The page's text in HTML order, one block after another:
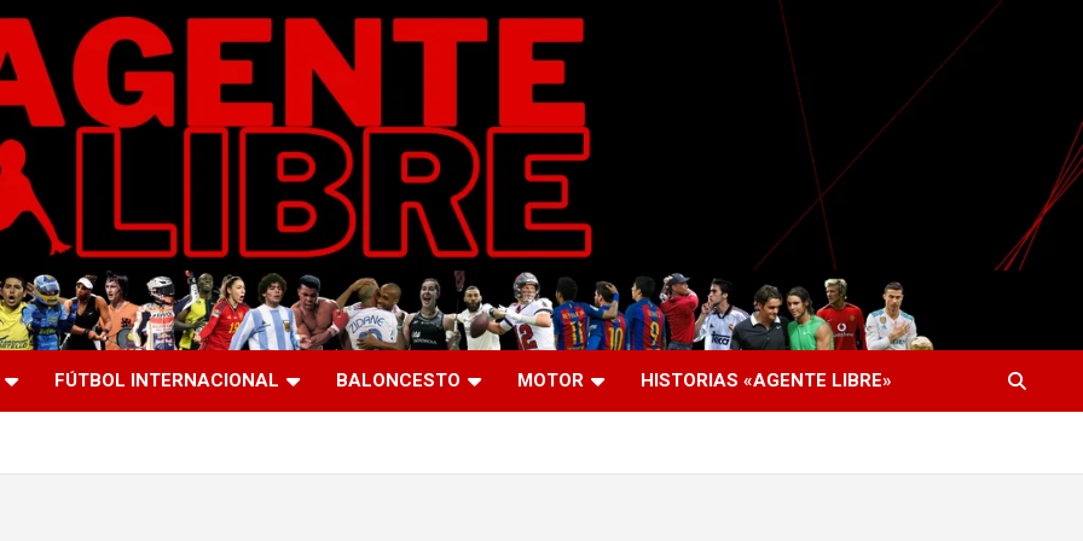
FÚTBOL INTERNACIONAL BALONCESTO MOTOR HISTORIAS «AGENTE LIBRE»